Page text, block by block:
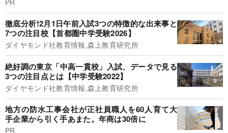
徹底分析!2月1日午前入試3つの特徴的な出来事と
7つの注目校【首都圏中学受験2026】
ダイヤモンド社教育情報,森上教育研究所
絶好調の東京「中高一貫校」入試、データで見る
3つの注目点とは【中学受験2022】
ダイヤモンド社教育情報,森上教育研究所
地方の防水工事会社が正社員職人を60人育て大
手企業から引く手あまた。年商は30倍に
PR